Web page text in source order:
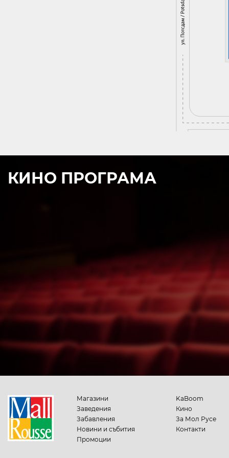
КИНО ПРОГРАМА
Магазини
Заведения
Забавления
Новини и събития
Промоции
KaBoom
Кино
За Мол Русе
Контакти